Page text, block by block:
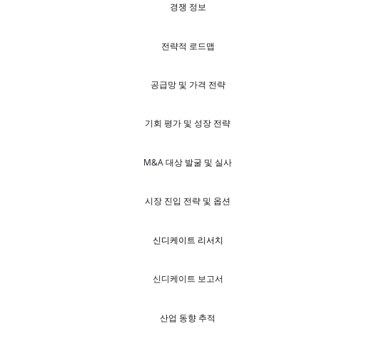
경쟁 정보
전략적 로드맵
공급망 및 가격 전략
기회 평가 및 성장 전략
M&A 대상 발굴 및 실사
시장 진입 전략 및 옵션
신디케이트 리서치
신디케이트 보고서
산업 동향 추적